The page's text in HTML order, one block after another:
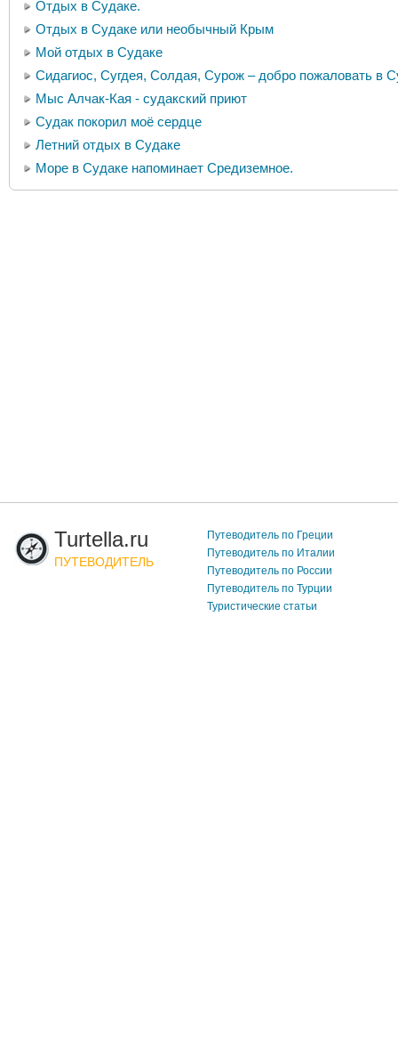
Отдых в Судаке.
Отдых в Судаке или необычный Крым
Мой отдых в Судаке
Сидагиос, Сугдея, Солдая, Сурож – добро пожаловать в
Мыс Алчак-Кая - судакский приют
Судак покорил моё сердце
Летний отдых в Судаке
Море в Судаке напоминает Средиземное.
Turtella.ru
ПУТЕВОДИТЕЛЬ
Путеводитель по Греции
Путеводитель по Италии
Путеводитель по России
Путеводитель по Турции
Туристические статьи